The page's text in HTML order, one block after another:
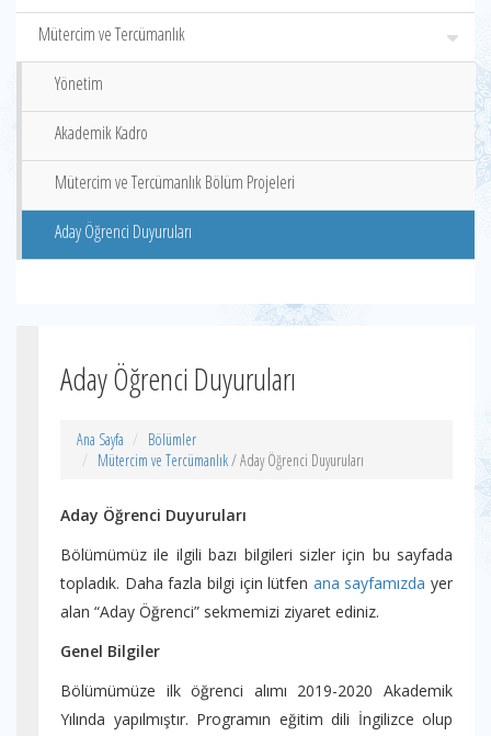
Mütercim ve Tercümanlık
Yönetim
Akademik Kadro
Mütercim ve Tercümanlık Bölüm Projeleri
Aday Öğrenci Duyuruları
Aday Öğrenci Duyuruları
Ana Sayfa
Bölümler
Mütercim ve Tercümanlık/ Aday Öğrenci Duyuruları
Aday Öğrenci Duyuruları
Bölümümüz ile ilgili bazı bilgileri sizler için bu sayfada
topladık. Daha fazla bilgi için lütfen ana sayfamızda yer
alan “Aday Öğrenci” sekmemizi ziyaret ediniz.
Genel Bilgiler
Bölümümüze ilk öğrenci alımı 2019-2020 Akademik
Yılında yapılmıştır. Programın eğitim dili İngilizce olup